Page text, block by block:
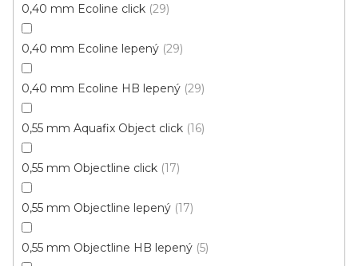
0,40 mm Ecoline click 29
0,40 mm Ecoline lepený 29
0,40 mm Ecoline HB lepený 29
0,55 mm Aquafix Object click 16
0,55 mm Objectline click 17
0,55 mm Objectline lepený 17
0,55 mm Objectline HB lepený 5
Vinylová podlaha Wineo Select Starlight oak soft
DB00116
Skladem, ihned k odeslání
449 Kč
575 Kč
Wineo